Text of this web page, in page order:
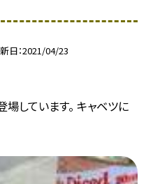
日 2021/04/23
しています。 キャベツに